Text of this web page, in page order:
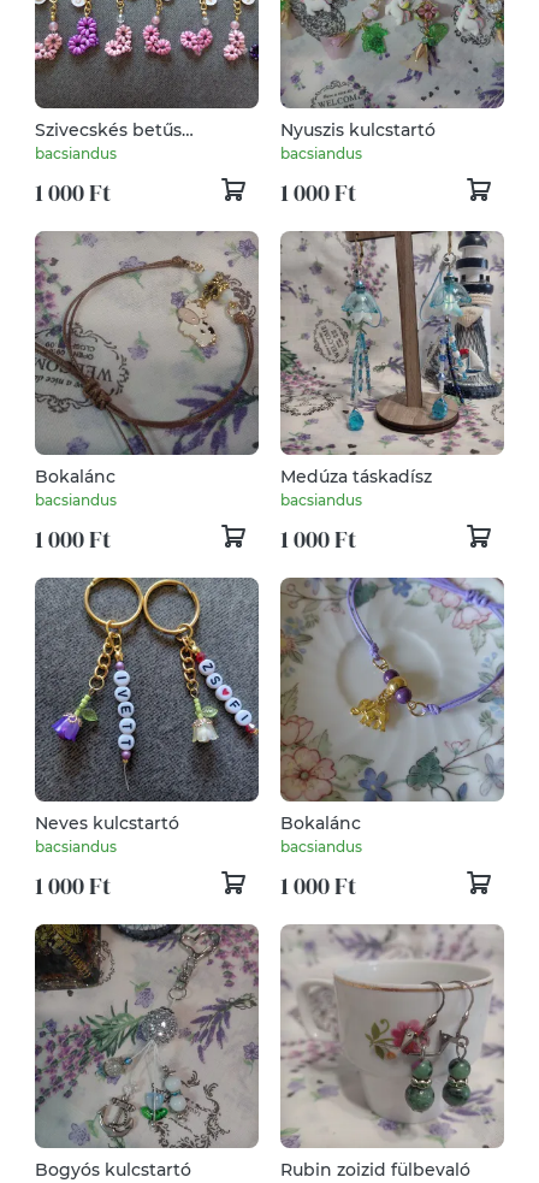
Szivecskés betűs
kulcstartó
bacsiandus
1 000 Ft
Nyuszis kulcstartó
bacsiandus
1 000 Ft
Bokalánc
bacsiandus
1 000 Ft
Medúza táskadísz
bacsiandus
1 000 Ft
Neves kulcstartó
bacsiandus
1 000 Ft
Bokalánc
bacsiandus
1 000 Ft
Bogyós kulcstartó Rubin zoizid fülbevaló